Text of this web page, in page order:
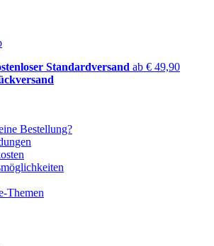
Standardversand ab € 49,90
Bestellung?
Themen